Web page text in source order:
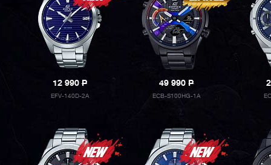
12 990P
EFV-140D-2A
49 990P
ECB-S100HG-1A